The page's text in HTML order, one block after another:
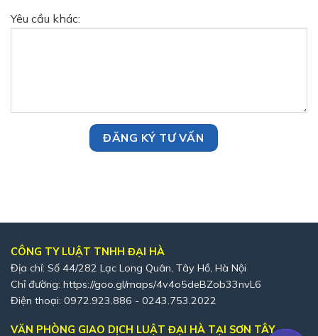
Yêu cầu khác:
CÔNG TY LUẬT TNHH ĐẠI HÀ
Địa chỉ: Số 44/282 Lạc Long Quân, Tây Hồ, Hà Nội
Chỉ đường: https://goo.gl/maps/4v4o5deBZob33nvL6
Điện thoại: 0972.923.886 - 0243.753.2022
VĂN PHÒNG GIAO DỊCH LUẬT ĐẠI HÀ TẠI SƠN TÂY